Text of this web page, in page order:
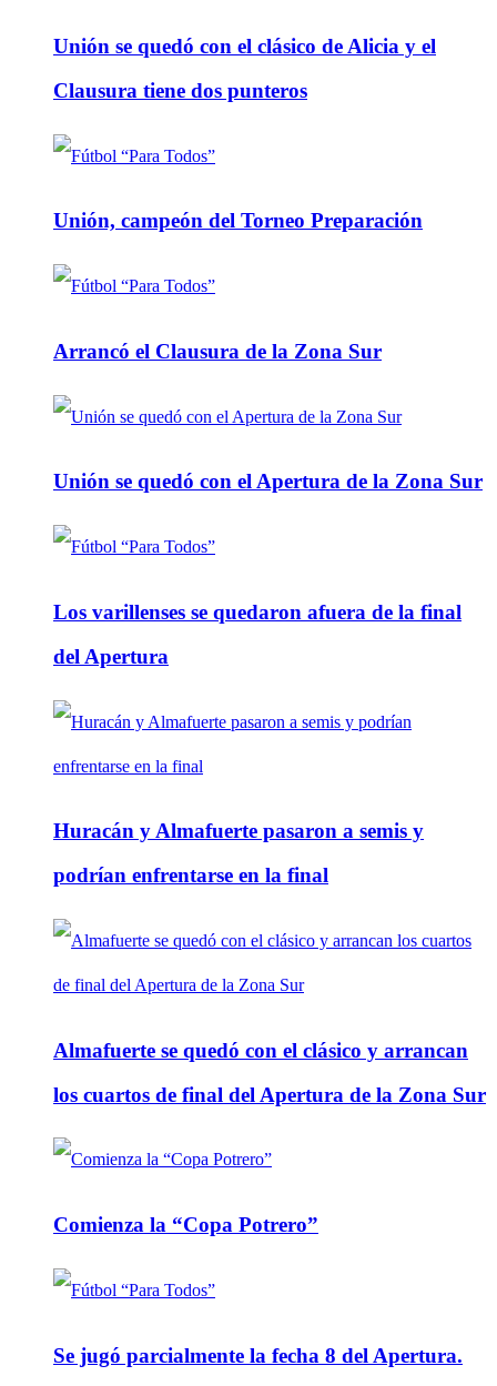
Unión se quedó con el clásico de Alicia y el
Clausura tiene dos punteros
Unión, campeón del Torneo Preparación
Arrancó el Clausura de la Zona Sur
Unión se quedó con el Apertura de la Zona Sur
Los varillenses se quedaron afuera de la final
del Apertura
Huracán y Almafuerte pasaron a semis y
podrían enfrentarse en la final
Almafuerte se quedó con el clásico y arrancan
los cuartos de final del Apertura de la Zona Sur
Comienza la “Copa Potrero”
Se jugó parcialmente la fecha 8 del Apertura.